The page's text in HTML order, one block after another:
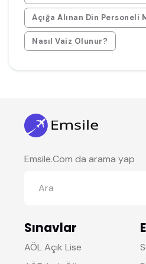
Açığa Alınan Din Personeli
Nasıl Vaiz Olunur?
Emsile.Com da arama yap
Sınavlar
AÖL Açık Lise